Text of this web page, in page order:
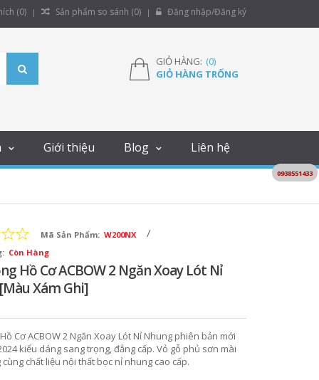
(0) Sản phẩm so sánh (0) Đăng nhập/Đăng ký
GIỎ HÀNG: (0)
GIỎ HÀNG TRỐNG
Giới thiệu Blog Liên hệ
Mã Sản Phẩm: W200NX /
Còn Hàng
Hồ Cơ ACBOW 2 Ngăn Xoay Lót Nỉ
Xám Ghi]
Cơ ACBOW 2 Ngăn Xoay Lót Nỉ Nhung phiên bản mới
kiểu dáng sang trọng, đẳng cấp. Vỏ gỗ phủ sơn mài
chất liệu nội thất bọc nỉ nhung cao cấp.
0938551433